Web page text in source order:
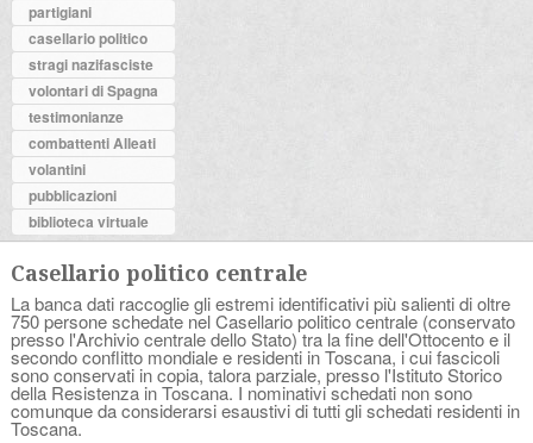
partigiani
casellario politico
stragi nazifasciste
volontari di Spagna
testimonianze
combattenti Alleati
volantini
pubblicazioni
biblioteca virtuale
Casellario politico centrale
La banca dati raccoglie gli estremi identificativi più salienti di oltre
750 persone schedate nel Casellario politico centrale (conservato
presso l'Archivio centrale dello Stato) tra la fine dell'Ottocento e il
secondo conflitto mondiale e residenti in Toscana, i cui fascicoli
sono conservati in copia, talora parziale, presso l'Istituto Storico
della Resistenza in Toscana. I nominativi schedati non sono
comunque da considerarsi esaustivi di tutti gli schedati residenti in
Toscana.